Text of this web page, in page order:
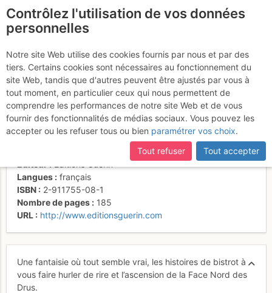
Le Port de la Mer de
Glace
Activités
Auteur
photos-art,nouvelle
Langues
français
ISBN
2-911755-08-1
Nombre de pages
185
URL
http://www.editionsguerin.com
Une fantaisie où tout semble vrai, les histoires de bistrot à
vous faire hurler de rire et l’ascension de la Face Nord des
Drus.
Contrôlez l'utilisation de vos données
personnelles
Notre site Web utilise des cookies fournis par nous et par des
tiers. Certains cookies sont nécessaires au fonctionnement du
site Web, tandis que d'autres peuvent être ajustés par vous à
tout moment, en particulier ceux qui nous permettent de
comprendre les performances de notre site Web et de vous
fournir des fonctionnalités de médias sociaux. Vous pouvez les
accepter ou les refuser tous ou bien paramétrer vos choix.
Tout refuser
Tout accepter